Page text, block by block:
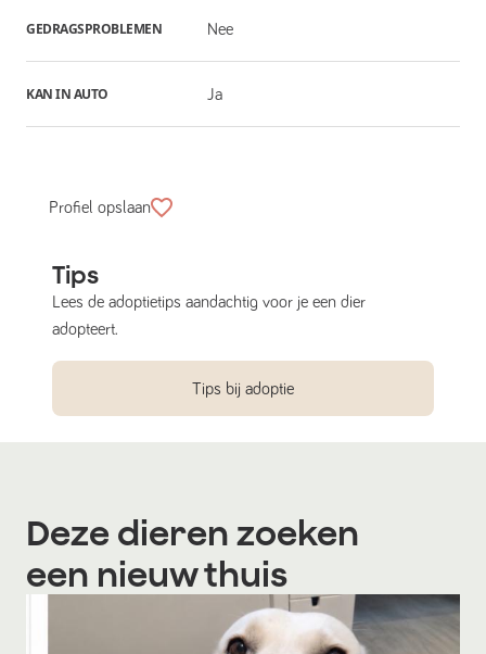
GEDRAGSPROBLEMEN Nee
KAN IN AUTO Ja
Profiel opslaan
Tips
Lees de adoptietips aandachtig voor je een dier
adopteert.
Tips bij adoptie
Deze dieren zoeken
een nieuw thuis